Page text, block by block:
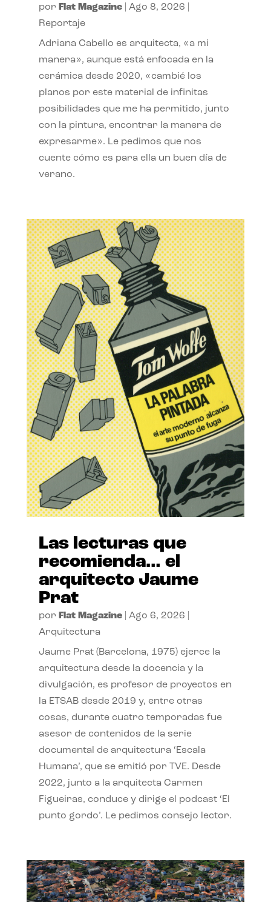
por Flat Magazine| Ago 8, 2026
Reportaje
Adriana Cabello es arquitecta, «a mi
manera», aunque está enfocada en la
cerámica desde 2020, «cambié los
planos por este material de infinitas
posibilidades que me ha permitido, junto
con la pintura, encontrar la manera de
expresarme». Le pedimos que nos
cuente cómo es para ella un buen día de
verano.
Las lecturas que
recomienda… el
arquitecto Jaume
Prat
por Flat Magazine| Ago 6, 2026
Arquitectura
Jaume Prat (Barcelona, 1975) ejerce la
arquitectura desde la docencia y la
divulgación, es profesor de proyectos en
la ETSAB desde 2019 y, entre otras
cosas, durante cuatro temporadas fue
asesor de contenidos de la serie
documental de arquitectura ‘Escala
Humana’, que se emitió por TVE. Desde
2022, junto a la arquitecta Carmen
Figueiras, conduce y dirige el podcast ‘El
punto gordo’. Le pedimos consejo lector.